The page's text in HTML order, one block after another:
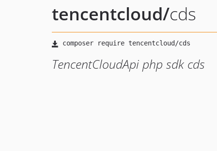
tencentcloud/cds
TencentCloudApi php sdk cds